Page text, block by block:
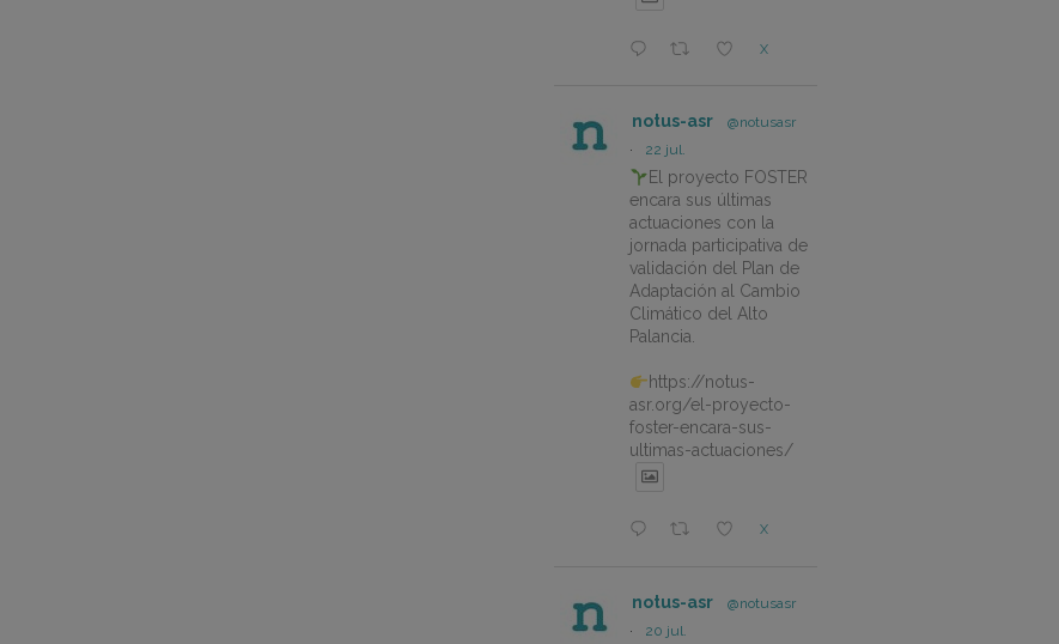
X
notus-asr
@notusasr
·
22 jul.
El proyecto FOSTER
encara sus últimas
actuaciones con la
jornada participativa de
validación del Plan de
Adaptación al Cambio
Climático del Alto
Palancia.
https://notus-
asr.org/el-proyecto-
foster-encara-sus-
ultimas-actuaciones/
X
notus-asr
@notusasr
·
20 jul.